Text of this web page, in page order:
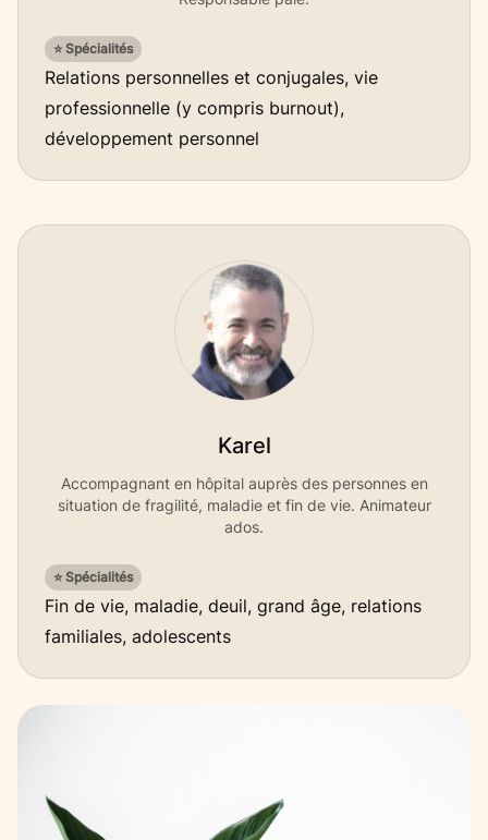
⭐ Spécialités
Relations personnelles et conjugales, vie
professionnelle (y compris burnout),
développement personnel
Karel
Accompagnant en hôpital auprès des personnes en
situation de fragilité, maladie et fin de vie. Animateur
ados.
⭐ Spécialités
Fin de vie, maladie, deuil, grand âge, relations
familiales, adolescents